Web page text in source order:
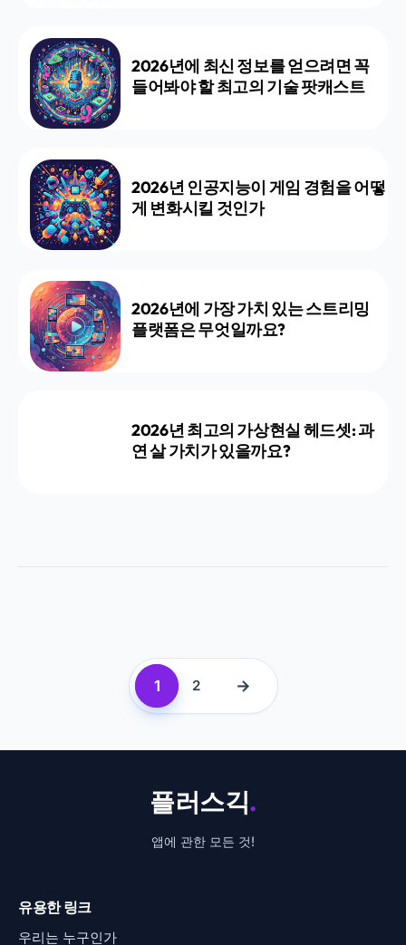
2026년에 최신 정보를 얻으려면 꼭
들어봐야 할 최고의 기술 팟캐스트
2026년 인공지능이 게임 경험을 어떻
게 변화시킬 것인가
2026년에 가장 가치 있는 스트리밍
플랫폼은 무엇일까요?
2026년 최고의 가상현실 헤드셋: 과
연 살 가치가 있을까요?
1 2 →
플러스긱.
앱에 관한 모든 것!
유용한 링크
우리는 누구인가